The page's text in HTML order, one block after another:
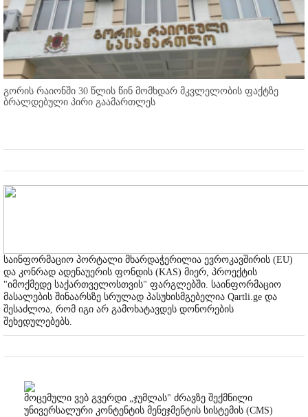
გორის რაიონში 30 წლის წინ მომხდარ მკვლელობის ფაქტზე
ბრალდებული პირი გაამართლეს
საინფორმაციო პორტალი მხარდაჭერილია ევროკავშირის (EU)
და კონრად ადენაუერის ფონდის (KAS) მიერ, პროექტის
"იმოქმედე საქართველოსთვის" ფარგლებში. საინფორმაციო
მასალების შინაარსზე სრულად პასუხისმგებელია Qartli.ge და
შესაძლოა, რომ იგი არ გამოხატავდეს დონორების
შეხედულებებს.
მოცემული ვებ გვერდი „ჯუმლას" ძრავზე შექმნილი
უნივერსალური კონტენტის მენეჯმენტის სისტემის (CMS)